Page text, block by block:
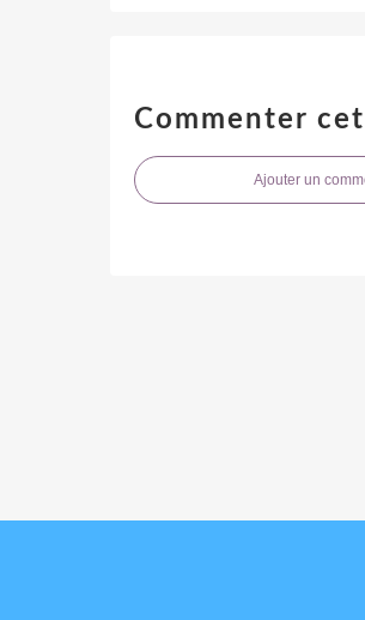
Commenter
Ajouter un